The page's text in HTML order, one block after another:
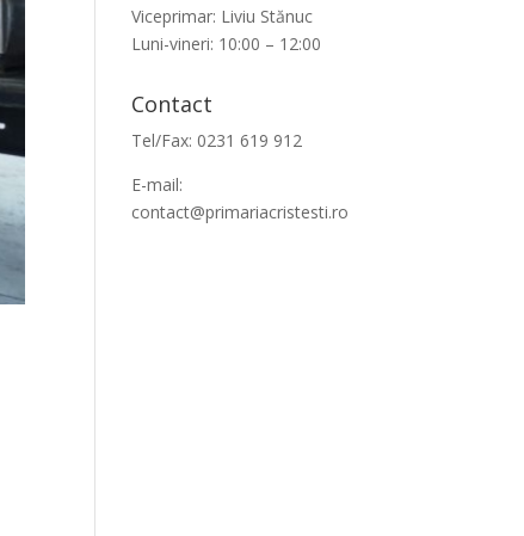
Viceprimar: Liviu Stănuc
Luni-vineri: 10:00 – 12:00
Contact
Tel/Fax: 0231 619 912
E-mail:
contact@primariacristesti.ro